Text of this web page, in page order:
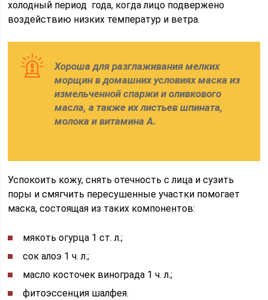
холодный период года, когда лицо подвержено
воздействию низких температур и ветра.
Хороша для разглаживания мелких
морщин в домашних условиях маска из
измельченной спаржи и оливкового
масла, а также их листьев шпината,
молока и витамина A.
Успокоить кожу, снять отечность с лица и сузить
поры и смягчить пересушенные участки помогает
маска, состоящая из таких компонентов:
мякоть огурца 1 ст. л.;
сок алоэ 1 ч. л.;
масло косточек винограда 1 ч. л.;
фитоэссенция шалфея.